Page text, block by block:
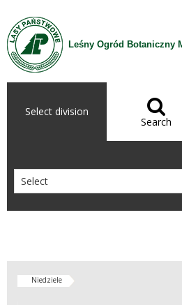
Skip to Content
Leśny Ogród Botaniczny
Select division 
Search
Niedziele